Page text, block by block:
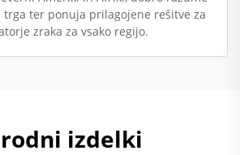
ter ponuja prilagojene rešitve za
zraka za vsako regijo.
izdelki